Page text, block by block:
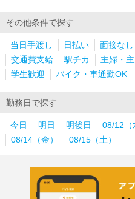
その他条件で探す
当日手渡し 日払い 面接なし
交通費支給
駅チカ 主婦・
学生歓迎
バイク・車通勤OK
勤務日で探す
今日 明日 明後日 08/12（
08/14（金）
08/15（土）